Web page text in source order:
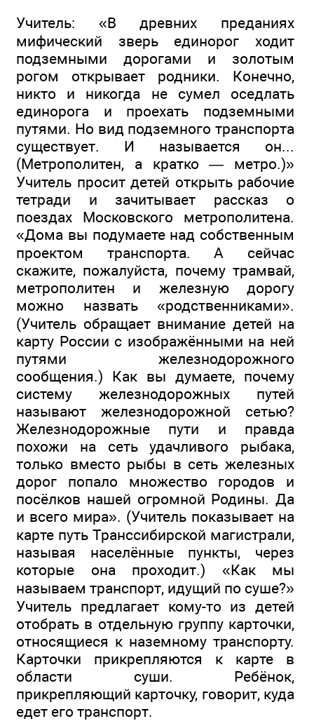
Учитель: «В древних преданиях
мифический зверь единорог ходит
подземными дорогами и золотым
рогом открывает родники. Конечно,
никто и никогда не сумел оседлать
единорога и проехать подземными
путями. Но вид подземного транспорта
существует. И называется он...
(Метрополитен, а кратко — метро.)»
Учитель просит детей открыть рабочие
тетради и зачитывает рассказ о
поездах Московского метрополитена.
«Дома вы подумаете над собственным
проектом транспорта. А сейчас
скажите, пожалуйста, почему трамвай,
метрополитен и железную дорогу
можно назвать «родственниками».
(Учитель обращает внимание детей на
карту России с изображёнными на ней
путями железнодорожного
сообщения.) Как вы думаете, почему
систему железнодорожных путей
называют железнодорожной сетью?
Железнодорожные пути и правда
похожи на сеть удачливого рыбака,
только вместо рыбы в сеть железных
дорог попало множество городов и
посёлков нашей огромной Родины. Да
и всего мира». (Учитель показывает на
карте путь Транссибирской магистрали,
называя населённые пункты, через
которые она проходит.) «Как мы
называем транспорт, идущий по суше?»
Учитель предлагает кому-то из детей
отобрать в отдельную группу карточки,
относящиеся к наземному транспорту.
Карточки прикрепляются к карте в
области суши. Ребёнок,
прикрепляющий карточку, говорит, куда
едет его транспорт.